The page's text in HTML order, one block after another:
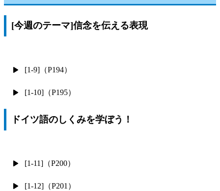
[今週のテーマ]信念を伝える表現
[1-9]（P194）
[1-10]（P195）
ドイツ語のしくみを学ぼう！
[1-11]（P200）
[1-12]（P201）